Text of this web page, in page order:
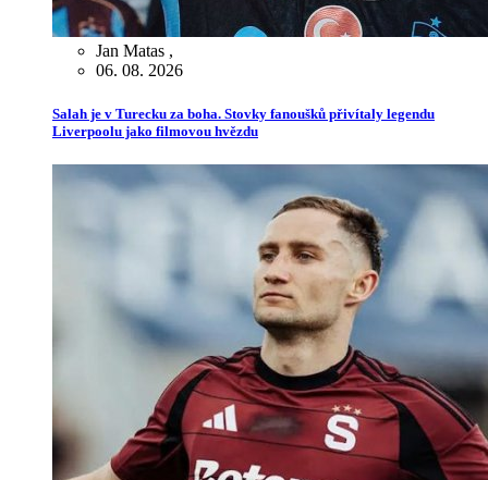
Jan Matas ,
06. 08. 2026
Salah je v Turecku za boha. Stovky fanoušků přivítaly legendu
Liverpoolu jako filmovou hvězdu